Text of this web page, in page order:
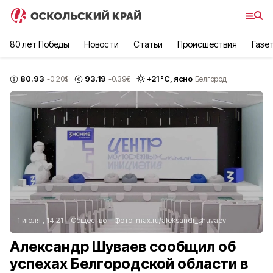
80 лет Победы Новости Статьи Происшествия
80.93 -0.20$ 93.19 -0.39€ +21°С, ясно Белгород
1 июля , 14:21 Общество Фото: max.ru/aleksandr_shuvaev
Александр Шуваев сообщил об
успехах Белгородской области в